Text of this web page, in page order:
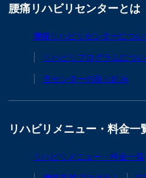
腰痛リハビリセンターとは
腰痛リハビリセンターについ
リハビリプログラムにつ
当センターの取り組み
リハビリメニュー・料金一
リハビリメニュー・料金一覧